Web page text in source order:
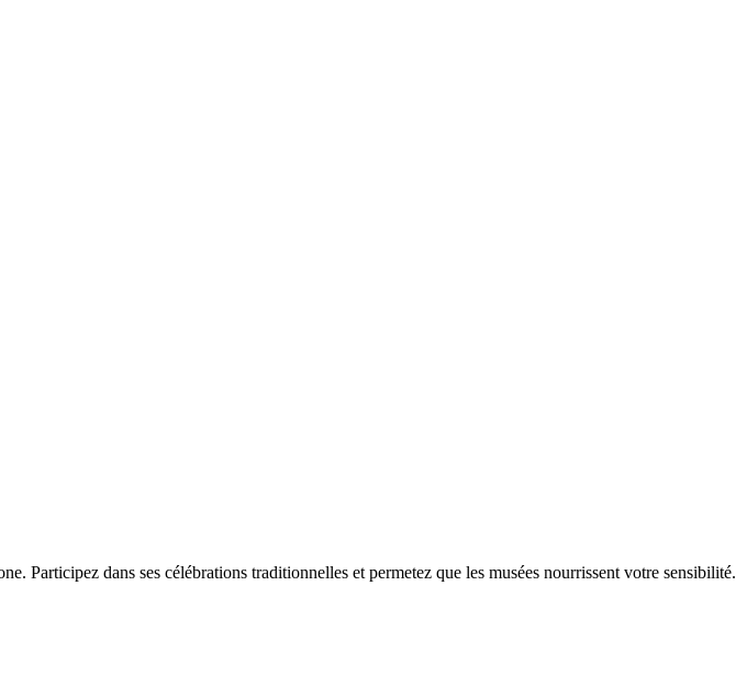
Participez dans ses célébrations traditionnelles et permetez que les musées nourrissent votre sensibilité.